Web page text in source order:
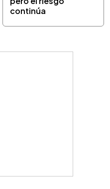
continúa